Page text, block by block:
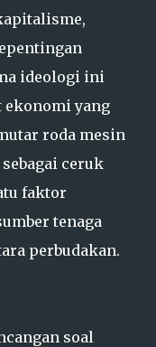
ideologi ini
ekonomi yang
roda mesin
ceruk
faktor
tenaga
perbudakan.
soal